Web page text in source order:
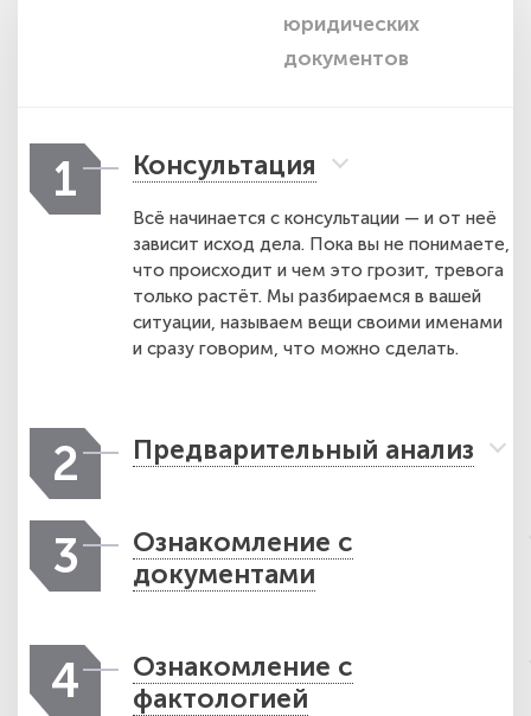
юридических
документов
1 Консультация
Всё начинается с консультации — и от неё
зависит исход дела. Пока вы не понимаете,
что происходит и чем это грозит, тревога
только растёт. Мы разбираемся в вашей
ситуации, называем вещи своими именами
и сразу говорим, что можно сделать.
2 Предварительный анализ
3
Ознакомление с
документами
4
Ознакомление с
фактологией